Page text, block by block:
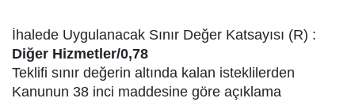
İhalede Uygulanacak Sınır Değer Katsayısı (R) :
Diğer Hizmetler/0,78
Teklifi sınır değerin altında kalan isteklilerden
Kanunun 38 inci maddesine göre açıklama